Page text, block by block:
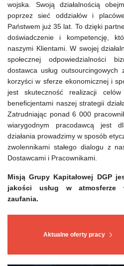
Aktualne oferty pracy
wojska. Swoją działalnością
poprzez sieć oddziałów i
Państwem już 35 lat. To dzięki
doświadczenie i kompetencję,
naszymi Klientami. W swojej
społecznej odpowiedzialności
dostawca usług outsourcingowych
korzyści w sferze ekonomicznej i
jest skuteczność realizacji
beneficjentami naszej strategii
Zatrudniając ponad 6 000
wiarygodnym pracodawcą jest
działania prowadzimy w sposób
zwolennikami stałego dialogu z
Dostawcami i Pracownikami.
Misją Grupy Kapitałowej DGP
jakości usług w atmosferze
zaufania.